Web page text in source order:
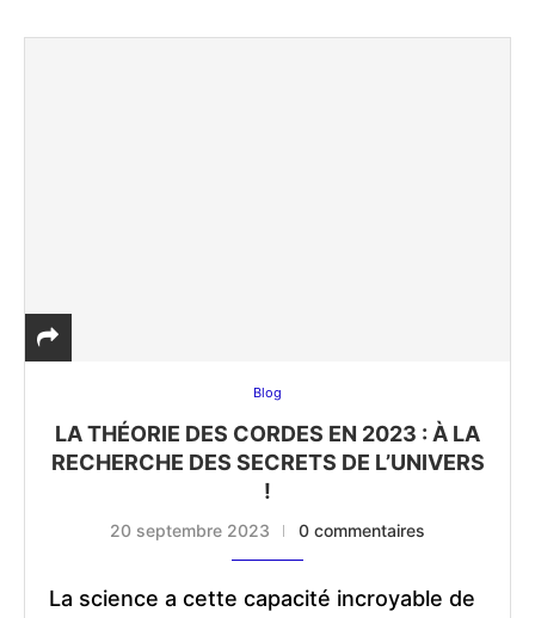
Blog
LA THÉORIE DES CORDES EN 2023 : À LA
RECHERCHE DES SECRETS DE L’UNIVERS
!
20 septembre 2023 0 commentaires
La science a cette capacité incroyable de